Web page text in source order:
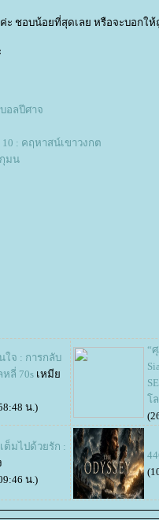
ชอบน้อยที่สุดเลย หรือจะบอกใ
อลปีศาจ
: คฤหาสน์เขาวงกต
มน
จ : การกลับ
ลี่ 70s เหมี
น.)
“
ล
ต็มไปด้วยรัก :
น.)